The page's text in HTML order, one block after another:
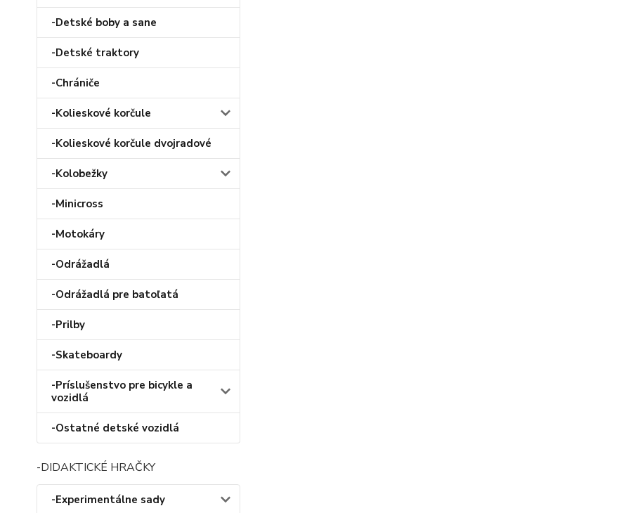
-Detské boby a sane
-Detské traktory
-Chrániče
-Kolieskové korčule
-Kolieskové korčule dvojradové
-Kolobežky
-Minicross
-Motokáry
-Odrážadlá
-Odrážadlá pre batoľatá
-Prilby
-Skateboardy
-Príslušenstvo pre bicykle a
vozidlá
-Ostatné detské vozidlá
-DIDAKTICKÉ HRAČKY
-Experimentálne sady